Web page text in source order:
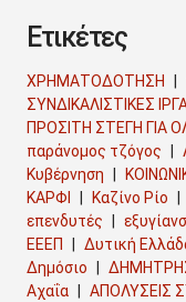
Ετικέτες
ΧΡΗΜΑΤΟΔΟΤΗΣΗ
ΣΥΝΔΙΚΑΛΙΣΤΙΚΕΣ
ΠΡΟΣΙΤΗ ΣΤΕΓΗ ΓΙΑ
παράνομος τζόγος
Κυβέρνηση
ΚΑΡΦΙ
Καζίνο Ρίο
επενδυτές
ΕΕΕΠ
Δυτική
Δημόσιο
Αχαΐα
ΑΠΟΛΥΣΕΙΣ